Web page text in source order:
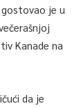
je u
Kanade na
da je